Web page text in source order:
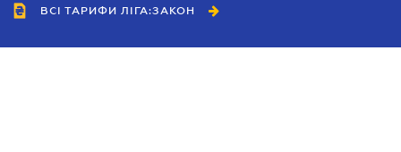
ВСІ ТАРИФИ ЛІГА:ЗАКОН